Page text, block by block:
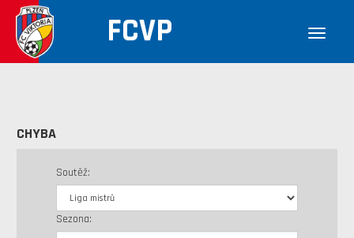
FCVP
CHYBA
Soutěž:
Sezona: